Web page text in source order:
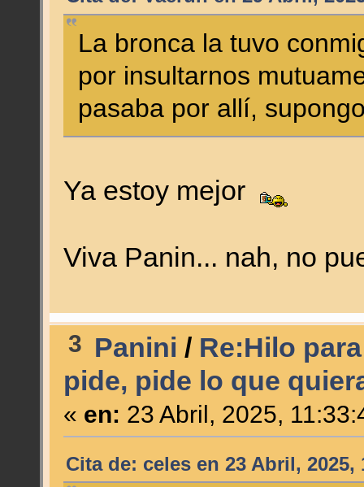
La bronca la tuvo
por insultarnos
pasaba por allí,
Ya estoy mejor
Viva Panin... nah, no
3 Panini / Re:Hilo
pide, pide lo que
« en: 23 Abril, 2025,
Cita de: celes en 23 Abril, 2025,